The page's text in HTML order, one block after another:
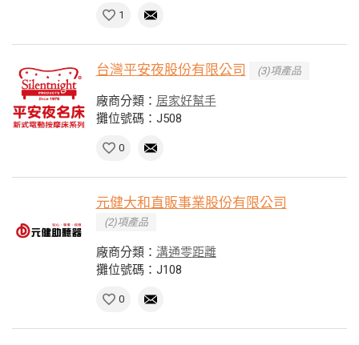
1
台灣平安夜股份有限公司 (3)項產品
廠商分類： 居家好幫手
攤位號碼：J508
0
元健大和直販事業股份有限公司
(2)項產品
廠商分類： 溝通零距離
攤位號碼：J108
0